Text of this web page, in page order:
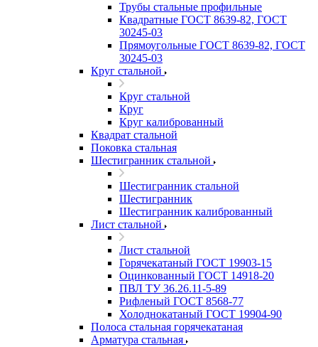
Трубы стальные профильные
Квадратные ГОСТ 8639-82, ГОСТ
30245-03
Прямоугольные ГОСТ 8639-82, ГОСТ
30245-03
Круг стальной
Круг стальной
Круг
Круг калиброванный
Квадрат стальной
Поковка стальная
Шестигранник стальной
Шестигранник стальной
Шестигранник
Шестигранник калиброванный
Лист стальной
Лист стальной
Горячекатаный ГОСТ 19903-15
Оцинкованный ГОСТ 14918-20
ПВЛ ТУ 36.26.11-5-89
Рифленый ГОСТ 8568-77
Холоднокатаный ГОСТ 19904-90
Полоса стальная горячекатаная
Арматура стальная